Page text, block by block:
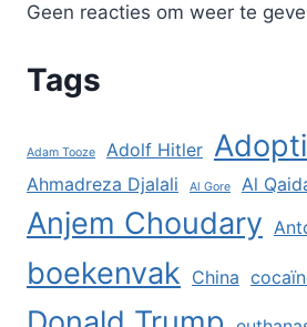
Geen reacties om weer te
Tags
Adam Tooze Adolf Hitler
Ahmadreza Djalali Al Gore Al
Anjem Choudary
boekenvak China